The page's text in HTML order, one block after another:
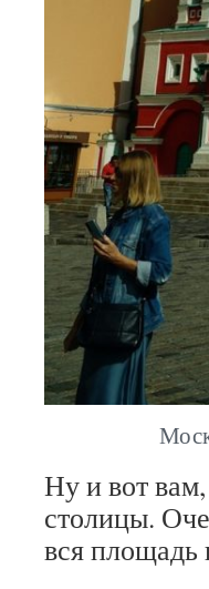
Ну и вот
столицы.
вся площадь